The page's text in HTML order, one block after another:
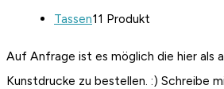
Tassen11 Produkt
Auf Anfrage ist es möglich die hier als
Kunstdrucke zu bestellen. :) Schreibe